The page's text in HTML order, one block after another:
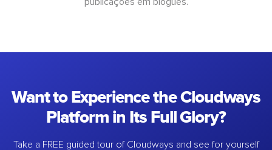
Want to Experience the Cloudways
Platform in Its Full Glory?
Take a FREE guided tour of Cloudways and see for yourself